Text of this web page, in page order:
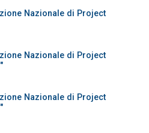
Nazionale di Project
Nazionale di Project
Nazionale di Project